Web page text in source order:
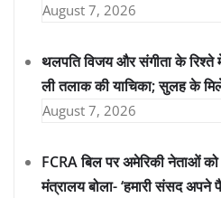
August 7, 2026
थलपति विजय और संगीता के रिश्ते
ली तलाक की याचिका; सुलह के
August 7, 2026
FCRA बिल पर अमेरिकी नेताओं
मंत्रालय बोला- ‘हमारी संसद